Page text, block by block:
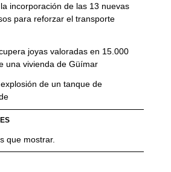
incorporación de las 13 nuevas
para reforzar el transporte
joyas valoradas en 15.000
una vivienda de Güímar
de un tanque de
que mostrar.